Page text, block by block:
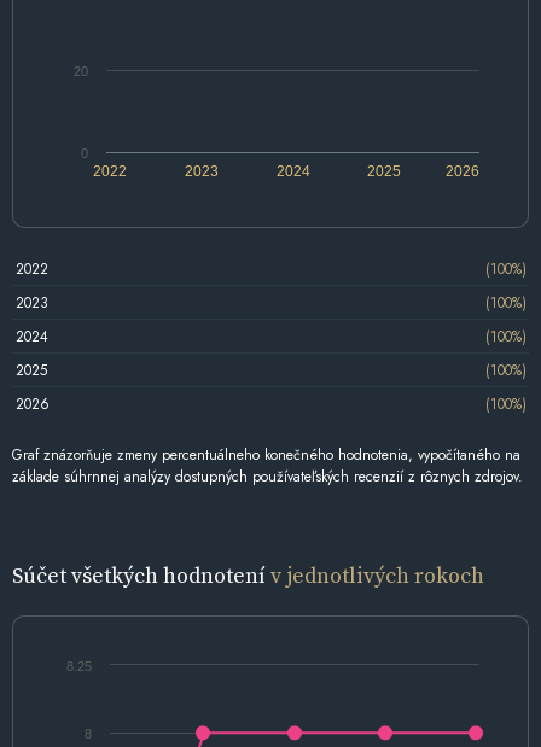
2022 2024 2026
2023 2025
0
20
2022
(100%)
2023
(100%)
2024
(100%)
2025
(100%)
2026
(100%)
Graf znázorňuje zmeny percentuálneho konečného hodnotenia, vypočítaného na
základe súhrnnej analýzy dostupných používateľských recenzií z rôznych zdrojov.
Súčet všetkých hodnotenív jednotlivých rokoch
8
8.25